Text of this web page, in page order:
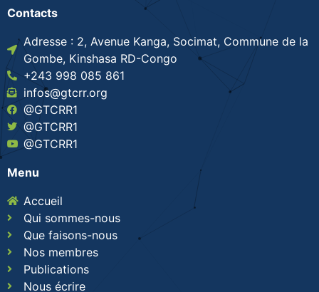
Contacts
Adresse : 2, Avenue Kanga, Socimat, Commune de la
Gombe, Kinshasa RD-Congo
+243 998 085 861
infos@gtcrr.org
@GTCRR1
@GTCRR1
@GTCRR1
Menu
Accueil
Qui sommes-nous
Que faisons-nous
Nos membres
Publications
Nous écrire